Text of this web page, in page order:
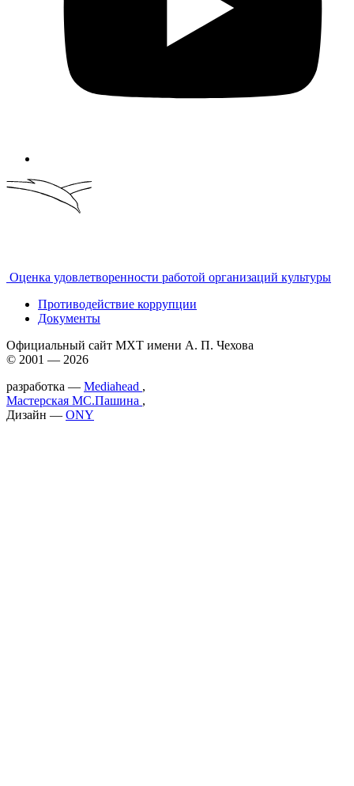
Оценка удовлетворенности работой организаций культуры
Противодействие коррупции
Документы
Официальный сайт МХТ имени А. П. Чехова
© 2001 — 2026
разработка — Mediahead ,
Мастерская МС.Пашина ,
Дизайн — ONY